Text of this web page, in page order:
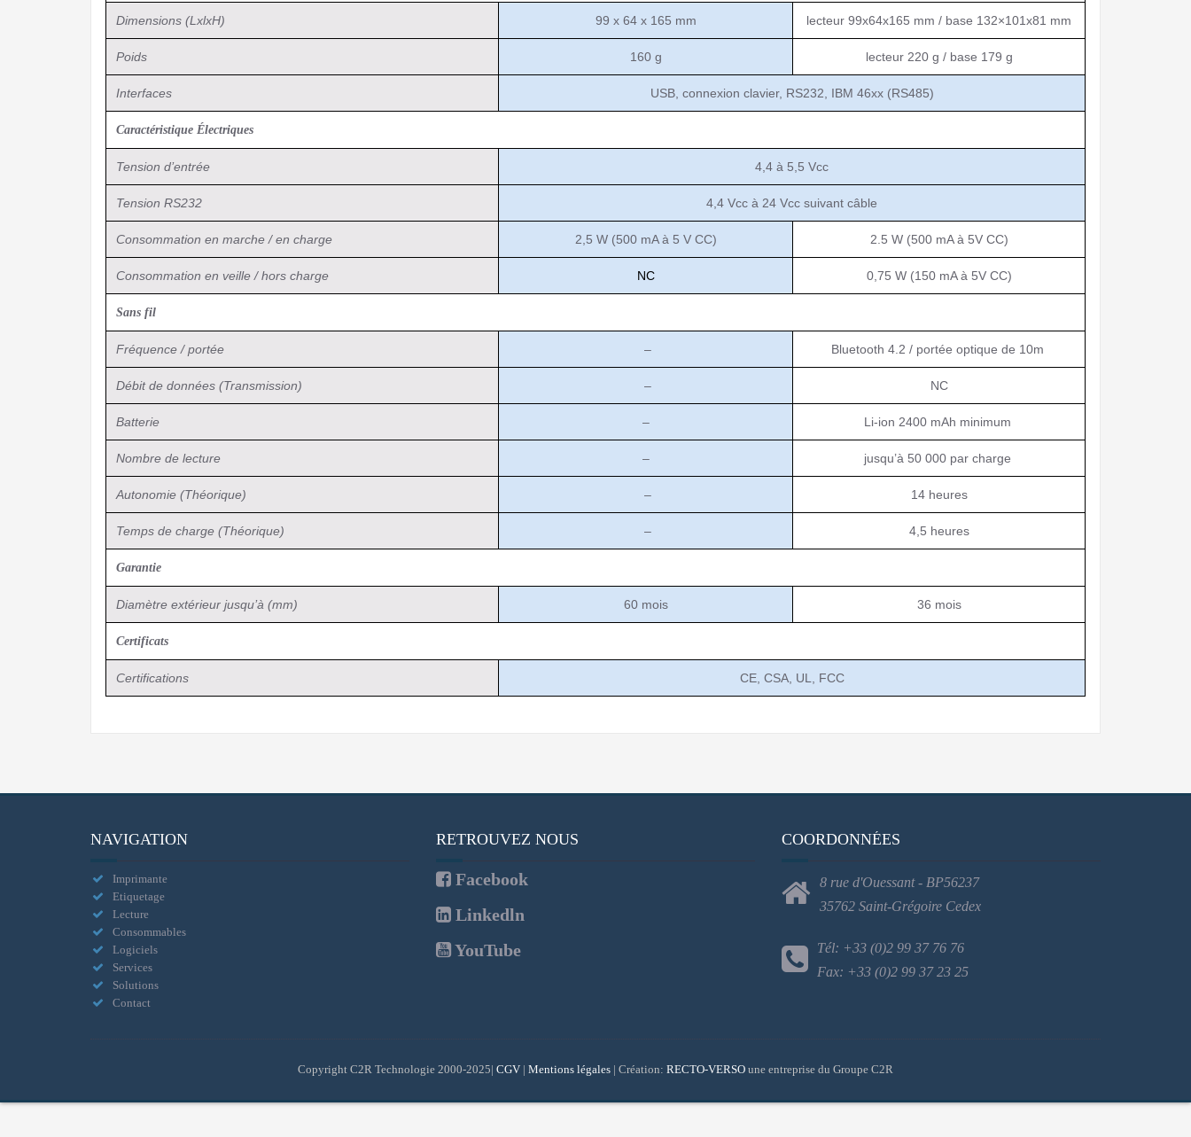
Dimensions (LxlxH) 99 x 64 x 165 mm lecteur 99x64x165 mm / base 132×101x81 mm
Poids 160 g lecteur 220 g / base 179 g
Interfaces USB, connexion clavier, RS232, IBM 46xx (RS485)
Caractéristique Électriques
Tension d’entrée 4,4 à 5,5 Vcc
Tension RS232 4,4 Vcc à 24 Vcc suivant câble
Consommation en marche / en charge 2,5 W (500 mA à 5 V CC) 2.5 W (500 mA à 5V CC)
Consommation en veille / hors charge NC 0,75 W (150 mA à 5V CC)
Sans fil
Fréquence / portée – Bluetooth 4.2 / portée optique de 10m
Débit de données (Transmission) – NC
Batterie – Li-ion 2400 mAh minimum
Nombre de lecture – jusqu’à 50 000 par charge
Autonomie (Théorique) – 14 heures
Temps de charge (Théorique) – 4,5 heures
Garantie
Diamètre extérieur jusqu’à (mm) 60 mois 36 mois
Certificats
Certifications CE, CSA, UL, FCC
NAVIGATION
Imprimante
Etiquetage
Lecture
Consommables
Logiciels
Services
Solutions
Contact
RETROUVEZ NOUS
Facebook
Linkedln
YouTube
COORDONNÉES
8 rue d'Ouessant - BP56237
35762 Saint-Grégoire Cedex
Tél: +33 (0)2 99 37 76 76
Fax: +33 (0)2 99 37 23 25
Copyright C2R Technologie 2000-2025| CGV | Mentions légales | Création: RECTO-VERSO une entreprise du Groupe C2R